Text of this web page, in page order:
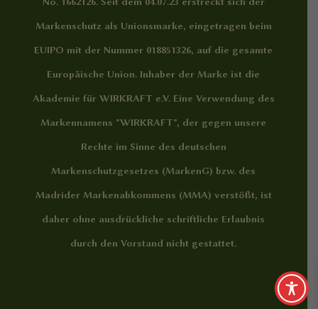
Markenschutz als Unionsmarke, eingetragen beim
EUIPO mit der Nummer 018851326, auf die gesamte
Europäische Union. Inhaber der Marke ist die
Akademie für WIRKRAFT e.V. Eine Verwendung des
Markennamens "WIRKRAFT", der gegen unsere
Rechte im Sinne des deutschen
Markenschutzgesetzes (MarkenG) bzw. des
Madrider Markenabkommens (MMA) verstößt, ist
daher ohne ausdrückliche schriftliche Erlaubnis
durch den Vorstand nicht gestattet.